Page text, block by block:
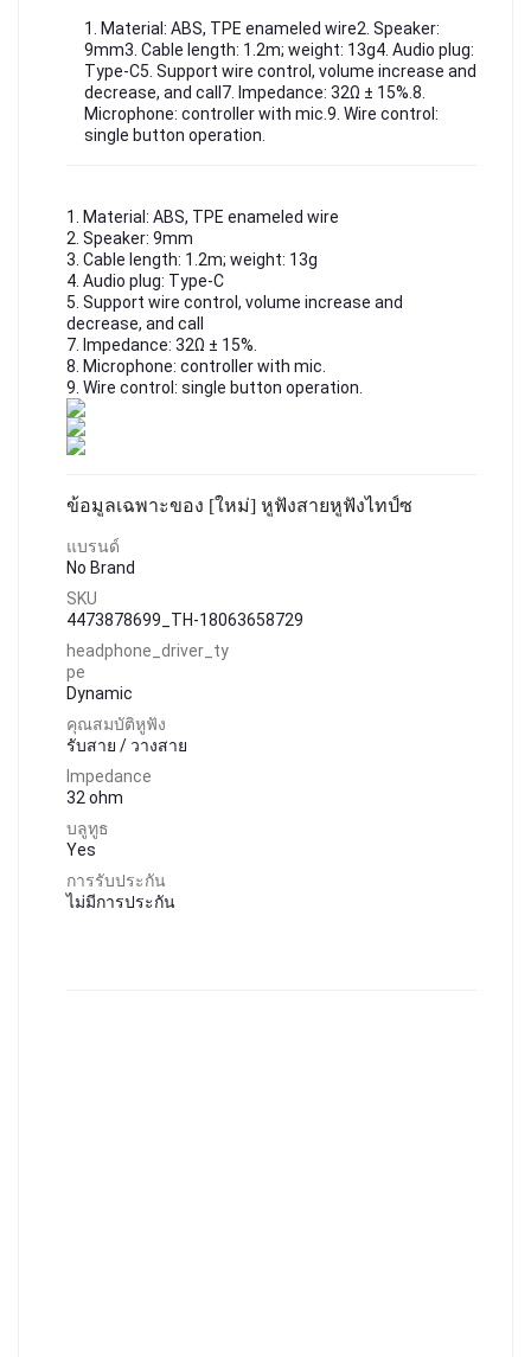
1. Material: ABS, TPE enameled wire2. Speaker:
9mm3. Cable length: 1.2m; weight: 13g4. Audio plug:
Type-C5. Support wire control, volume increase and
decrease, and call7. Impedance: 32Ω ± 15%.8.
Microphone: controller with mic.9. Wire control:
single button operation.
1. Material: ABS, TPE enameled wire
2. Speaker: 9mm
3. Cable length: 1.2m; weight: 13g
4. Audio plug: Type-C
5. Support wire control, volume increase and
decrease, and call
7. Impedance: 32Ω ± 15%.
8. Microphone: controller with mic.
9. Wire control: single button operation.
ข้อมูลเฉพาะของ [ใหม่] หูฟังสายหูฟังไทป์ซ
แบรนด์
No Brand
SKU
4473878699_TH-18063658729
headphone_driver_ty
pe
Dynamic
คุณสมบัติหูฟัง
รับสาย / วางสาย
Impedance
32 ohm
บลูทูธ
Yes
การรับประกัน
ไม่มีการประกัน